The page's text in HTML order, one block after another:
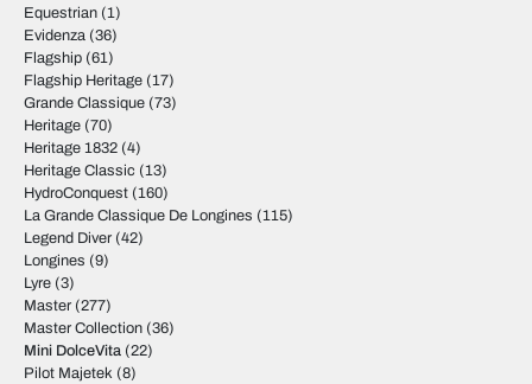
Equestrian (1)
Evidenza (36)
Flagship (61)
Flagship Heritage (17)
Grande Classique (73)
Heritage (70)
Heritage 1832 (4)
Heritage Classic (13)
HydroConquest (160)
La Grande Classique De Longines (115)
Legend Diver (42)
Longines (9)
Lyre (3)
Master (277)
Master Collection (36)
Mini DolceVita (22)
Pilot Majetek (8)